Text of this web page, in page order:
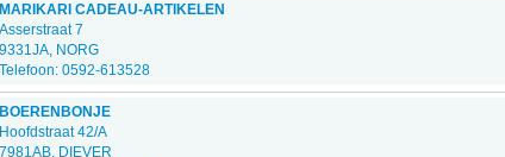
MARIKARI CADEAU-ARTIKELEN
Asserstraat 7
9331JA, NORG
Telefoon: 0592-613528
BOERENBONJE
Hoofdstraat 42/A
7981AB, DIEVER